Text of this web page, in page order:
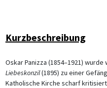
Kurzbeschreibung
Oskar Panizza (1854–1921)
Liebeskonzil(1895) zu einer
Katholische Kirche scharf